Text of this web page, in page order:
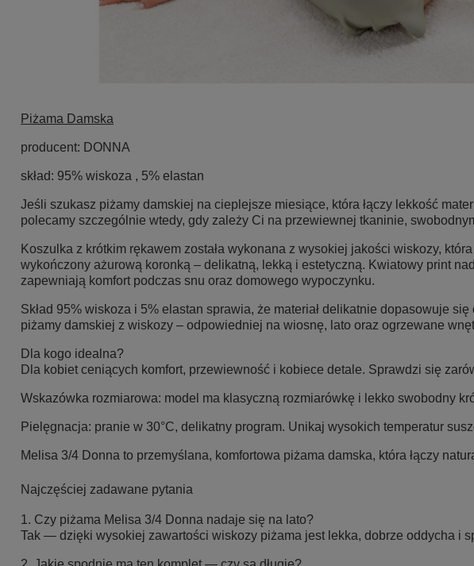
Piżama Damska
producent: DONNA
skład: 95% wiskoza , 5% elastan
Jeśli szukasz piżamy damskiej na cieplejsze miesiące, która łączy lekkość
polecamy szczególnie wtedy, gdy zależy Ci na przewiewnej tkaninie,
Koszulka z krótkim rękawem została wykonana z wysokiej jakości wiskozy,
wykończony ażurową koronką – delikatną, lekką i estetyczną. Kwiatowy print
zapewniają komfort podczas snu oraz domowego wypoczynku.
Skład 95% wiskoza i 5% elastan sprawia, że materiał delikatnie dopasowuje
piżamy damskiej z wiskozy – odpowiedniej na wiosnę, lato oraz ogrzewane
Dla kogo idealna?
Dla kobiet ceniących komfort, przewiewność i kobiece detale. Sprawdzi się
Wskazówka rozmiarowa: model ma klasyczną rozmiarówkę i lekko swobodny
Pielęgnacja: pranie w 30°C, delikatny program. Unikaj wysokich temperatur
Melisa 3/4 Donna to przemyślana, komfortowa piżama damska, która łączy
Najczęściej zadawane pytania
1. Czy piżama Melisa 3/4 Donna nadaje się na lato?
Tak — dzięki wysokiej zawartości wiskozy piżama jest lekka, dobrze oddycha i